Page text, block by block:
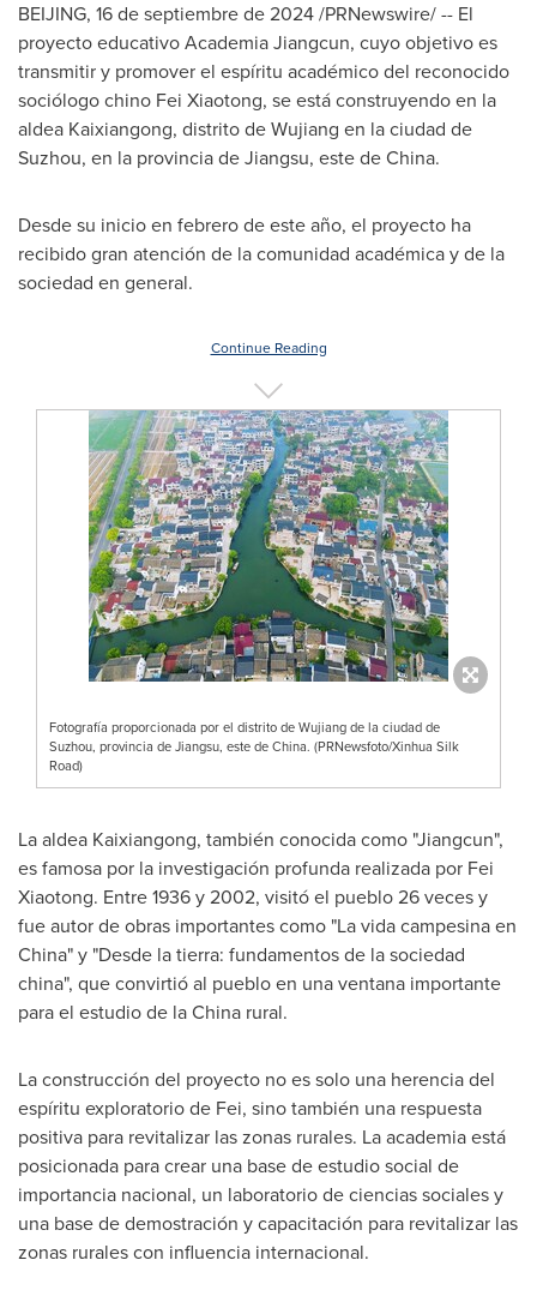
BEIJING, 16 de septiembre de 2024/PRNewswire/ -- El
proyecto educativo Academia Jiangcun, cuyo objetivo es
transmitir y promover el espíritu académico del reconocido
sociólogo chino Fei Xiaotong, se está construyendo en la
aldea Kaixiangong, distrito de Wujiang en la ciudad de
Suzhou, en la provincia deJiangsu, este deChina.
Desde su inicio en febrero de este año, el proyecto ha
recibido gran atención de la comunidad académica y de la
sociedad en general.
Continue Reading
Fotografía proporcionada por el distrito de Wujiang de la ciudad de
Suzhou, provincia de Jiangsu, este de China. (PRNewsfoto/Xinhua Silk
Road)
La aldea Kaixiangong, también conocida como "Jiangcun",
es famosa por la investigación profunda realizada por Fei
Xiaotong. Entre 1936 y 2002, visitó el pueblo 26 veces y
fue autor de obras importantes como "La vida campesina en
China" y "Desde la tierra: fundamentos de la sociedad
china", que convirtió al pueblo en una ventana importante
para el estudio de laChina rural.
La construcción del proyecto no es solo una herencia del
espíritu exploratorio de Fei, sino también una respuesta
positiva para revitalizar las zonas rurales. La academia está
posicionada para crear una base de estudio social de
importancia nacional, un laboratorio de ciencias sociales y
una base de demostración y capacitación para revitalizar las
zonas rurales con influencia internacional.